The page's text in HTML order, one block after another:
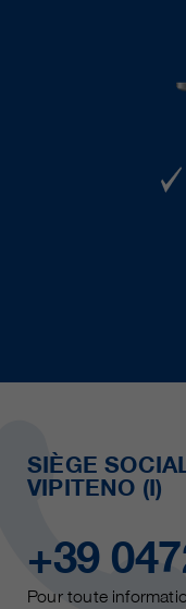
SIÈGE
VIPITENO (I)
+39
Pour toute